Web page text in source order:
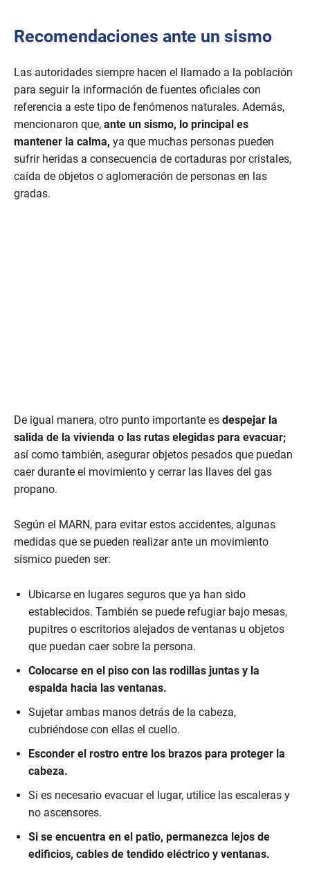
Recomendaciones ante un sismo
Las autoridades siempre hacen el llamado a la población
para seguir la información de fuentes oficiales con
referencia a este tipo de fenómenos naturales. Además,
mencionaron que, ante un sismo, lo principal es
mantener la calma, ya que muchas personas pueden
sufrir heridas a consecuencia de cortaduras por cristales,
caída de objetos o aglomeración de personas en las
gradas.
De igual manera, otro punto importante es despejar la
salida de la vivienda o las rutas elegidas para evacuar;
así como también, asegurar objetos pesados que puedan
caer durante el movimiento y cerrar las llaves del gas
propano.
Según el MARN, para evitar estos accidentes, algunas
medidas que se pueden realizar ante un movimiento
sísmico pueden ser:
Ubicarse en lugares seguros que ya han sido
establecidos. También se puede refugiar bajo mesas,
pupitres o escritorios alejados de ventanas u objetos
que puedan caer sobre la persona.
Colocarse en el piso con las rodillas juntas y la
espalda hacia las ventanas.
Sujetar ambas manos detrás de la cabeza,
cubriéndose con ellas el cuello.
Esconder el rostro entre los brazos para proteger la
cabeza.
Si es necesario evacuar el lugar, utilice las escaleras y
no ascensores.
Si se encuentra en el patio, permanezca lejos de
edificios, cables de tendido eléctrico y ventanas.